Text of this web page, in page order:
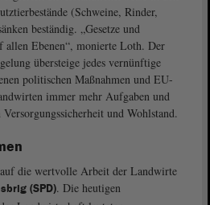
(Schweine, Rinder,
beständig. „Gesetze und
Ebenen“, monierte Loth. Der
übersteige jedes vernünftige
politischen Maßnahmen und EU-
immer mehr Aufgaben und
und Wohlstand.
die wertvolle Arbeit der Landwirte
(SPD). Die heutigen